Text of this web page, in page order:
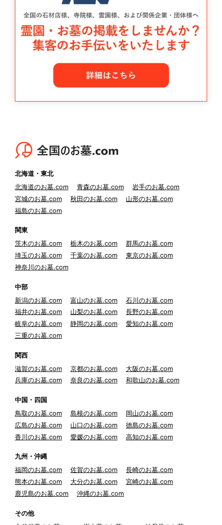
北海道・東北
北海道のお墓.com
青森のお墓.com
岩手のお墓.com
宮城のお墓.com
秋田のお墓.com
山形のお墓.com
福島のお墓.com
関東
茨木のお墓.com
栃木のお墓.com
群馬のお墓.com
埼玉のお墓.com
千葉のお墓.com
東京のお墓.com
神奈川のお墓.com
中部
新潟のお墓.com
富山のお墓.com
石川のお墓.com
福井のお墓.com
山梨のお墓.com
長野のお墓.com
岐阜のお墓.com
静岡のお墓.com
愛知のお墓.com
三重のお墓.com
関西
滋賀のお墓.com
京都のお墓.com
大阪のお墓.com
兵庫のお墓.com
奈良のお墓.com 和歌山のお墓.com
中国・四国
鳥取のお墓.com
島根のお墓.com
岡山のお墓.com
広島のお墓.com
山口のお墓.com
徳島のお墓.com
香川のお墓.com
愛媛のお墓.com 高知のお墓.com
九州・沖縄
福岡のお墓.com
佐賀のお墓.com
長崎のお墓.com
熊本のお墓.com
大分のお墓.com
宮崎のお墓.com
鹿児島のお墓.com
沖縄のお墓.com
その他